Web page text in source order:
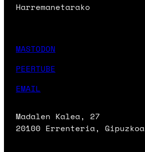
Harremanetarako
MASTODON
PEERTUBE
EMAIL
Madalen Kalea, 27
20100 Errenteria, Gipuzkoa